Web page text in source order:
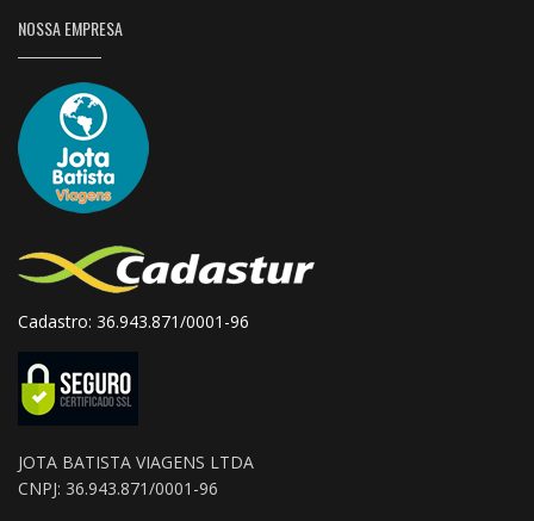
NOSSA EMPRESA
Cadastro: 36.943.871/0001-96
JOTA BATISTA VIAGENS LTDA
CNPJ: 36.943.871/0001-96